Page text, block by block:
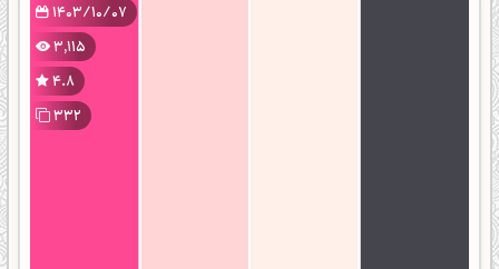
1403/10/07
3,115
4.8
332